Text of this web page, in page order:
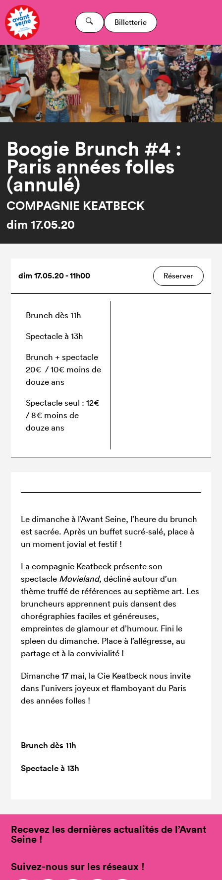
Billetterie
Boogie Brunch #4 :
Paris années folles
(annulé)
COMPAGNIE KEATBECK
dim17.05.20
Le dimanche à l’Avant Seine, l’heure du brunch
est sacrée. Après un buffet sucré-salé, place à
un moment jovial et festif !
La compagnie Keatbeck présente son
spectacle Movieland,décliné autour d’un
thème truffé de références au septième art. Les
bruncheurs apprennent puis dansent des
chorégraphies faciles et généreuses,
empreintes de glamour et d’humour. Fini le
spleen du dimanche. Place à l’allégresse, au
partage et à la convivialité !
Dimanche 17 mai, la Cie Keatbeck nous invite
dans l’univers joyeux et flamboyant du Paris
des années folles !
Brunch dès 11h
Spectacle à 13h
dim 17.05.20 - 11h00 Réserver
Brunch dès 11h
Spectacle à 13h
Brunch + spectacle
20€ / 10€ moins de
douze ans
Spectacle seul : 12€
/ 8€ moins de
douze ans
Recevez les dernières actualités de l’Avant
Seine !
Suivez-nous sur les réseaux !